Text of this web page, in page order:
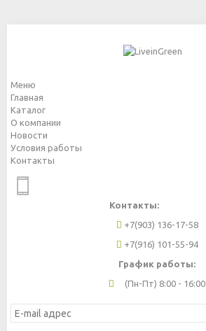
Меню
Главная
Каталог
О компании
Новости
Условия работы
Контакты
Контакты:
+7(903) 136-17-58
+7(916) 101-55-94
График работы:
(Пн-Пт) 8:00 - 16:00